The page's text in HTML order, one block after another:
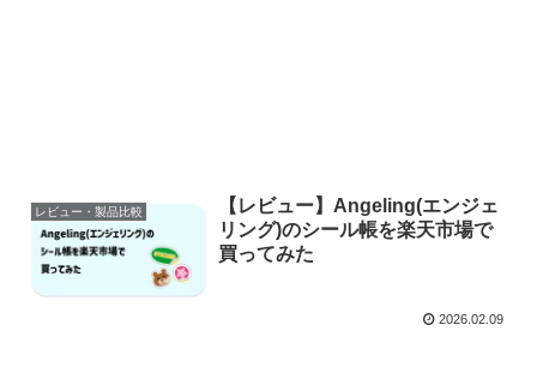
レビュー・製品比較
【レビュー】Angeling(エンジェ
リング)のシール帳を楽天市場で
買ってみた
2026.02.09